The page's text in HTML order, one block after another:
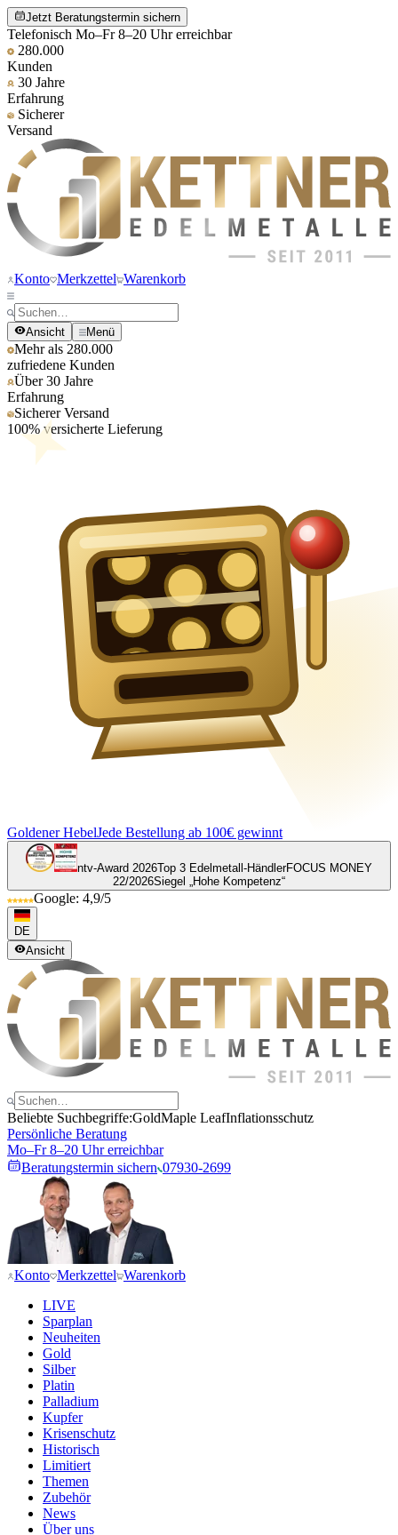
Jetzt Beratungstermin sichern
Telefonisch Mo–Fr 8–20 Uhr erreichbar
280.000
Kunden
30 Jahre
Erfahrung
Sicherer
Versand
Konto Merkzettel Warenkorb
Ansicht Menü
Mehr als 280.000
zufriedene Kunden
Über 30 Jahre
Erfahrung
Sicherer Versand
100% versicherte Lieferung
Goldener HebelJede Bestellung ab 100€ gewinnt
ntv-Award 2026Top 3 Edelmetall-HändlerFOCUS MONEY
22/2026Siegel „Hohe Kompetenz“
Google: 4,9/5
DE
Ansicht
Beliebte Suchbegriffe:GoldMaple LeafInflationsschutz
Persönliche Beratung
Mo–Fr 8–20 Uhr erreichbar
Beratungstermin sichern 07930-2699
Konto Merkzettel Warenkorb
LIVE
Sparplan
Neuheiten
Gold
Silber
Platin
Palladium
Kupfer
Krisenschutz
Historisch
Limitiert
Themen
Zubehör
News
Über uns